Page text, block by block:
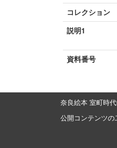
コレクション
説明1
資料番号
奈良絵本 室町時
公開コンテンツの